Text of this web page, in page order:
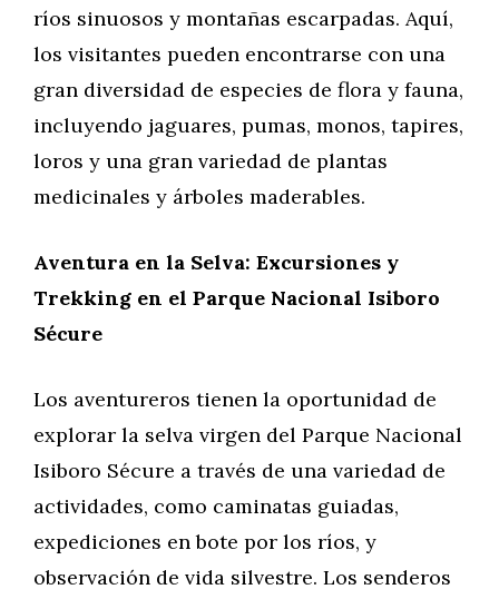
ríos sinuosos y montañas escarpadas. Aquí,
los visitantes pueden encontrarse con una
gran diversidad de especies de flora y fauna,
incluyendo jaguares, pumas, monos, tapires,
loros y una gran variedad de plantas
medicinales y árboles maderables.
Aventura en la Selva: Excursiones y
Trekking en el Parque Nacional Isiboro
Sécure
Los aventureros tienen la oportunidad de
explorar la selva virgen del Parque Nacional
Isiboro Sécure a través de una variedad de
actividades, como caminatas guiadas,
expediciones en bote por los ríos, y
observación de vida silvestre. Los senderos